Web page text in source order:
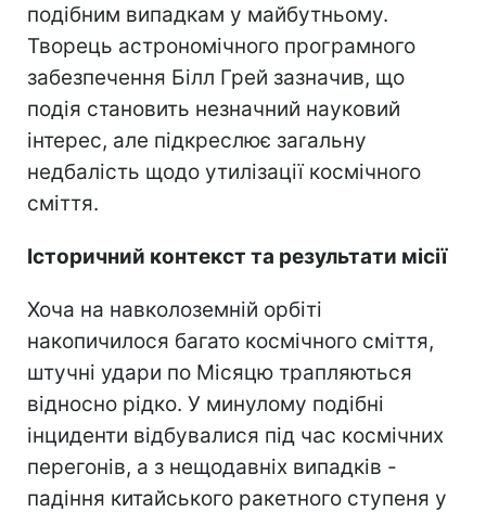
подібним випадкам у майбутньому.
Творець астрономічного програмного
забезпечення Білл Грей зазначив, що
подія становить незначний науковий
інтерес, але підкреслює загальну
недбалість щодо утилізації космічного
сміття.
Історичний контекст та результати місії
Хоча на навколоземній орбіті
накопичилося багато космічного сміття,
штучні удари по Місяцю трапляються
відносно рідко. У минулому подібні
інциденти відбувалися під час космічних
перегонів, а з нещодавніх випадків -
падіння китайського ракетного ступеня у